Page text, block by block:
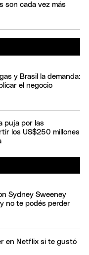
son cada vez más
y Brasil la demanda:
el negocio
puja por las
los US$250 millones
Sydney Sweeney
no te podés perder
en Netflix si te gustó